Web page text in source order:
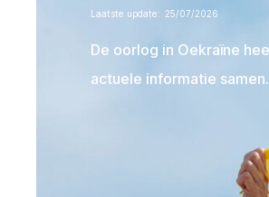
Laatste update 25/07/2026
De oorlog in Oekraïne
actuele informatie samen.